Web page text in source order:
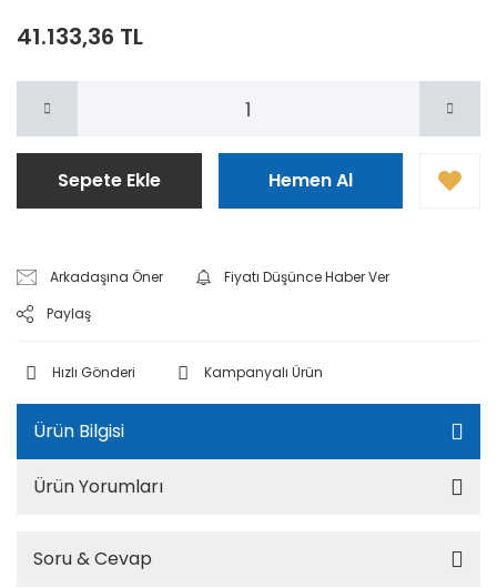
41.133,36 TL
Sepete Ekle Hemen Al
Arkadaşına Öner
Fiyatı Düşünce Haber Ver
Paylaş
Hızlı Gönderi Kampanyalı Ürün
Ürün Bilgisi
Ürün Yorumları
Soru & Cevap